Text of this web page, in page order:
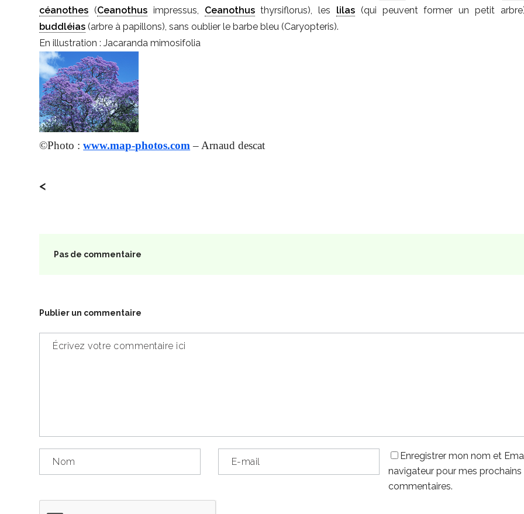
céanothes (Ceanothus impressus, Ceanothusthyrsiflorus), les lilas (qui peuvent former un petit
buddléias (arbre à papillons), sans oublier le barbe bleu (Caryopteris).
En illustration : Jacaranda mimosifolia
©Photo :www.map-photos.com – Arnaud descat
<
Pas de commentaire
Publier un commentaire
Enregistrer mon nom et
navigateur pour mes prochains
commentaires.